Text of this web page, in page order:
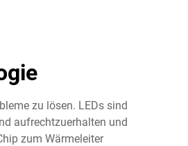
zu lösen. LEDs sind
aufrechtzuerhalten und
zum Wärmeleiter